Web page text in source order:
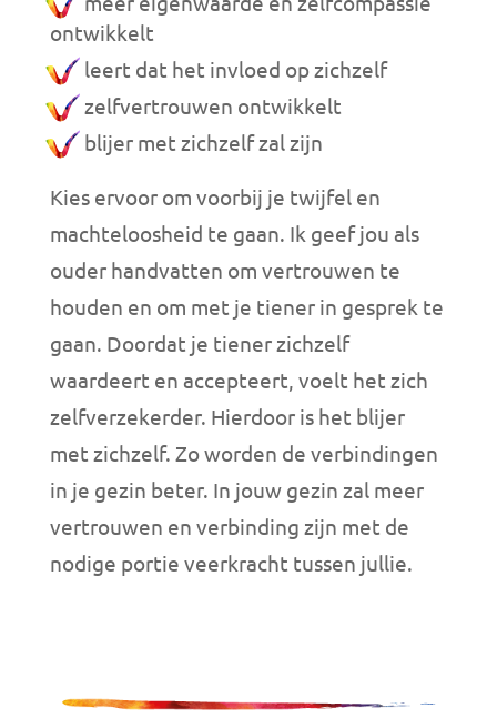
ontwikkelt
leert dat het invloed op zichzelf
zelfvertrouwen ontwikkelt
blijer met zichzelf zal zijn
Kies ervoor om voorbij je twijfel en
machteloosheid te gaan. Ik geef jou als
ouder handvatten om vertrouwen te
houden en om met je tiener in gesprek te
gaan. Doordat je tiener zichzelf
waardeert en accepteert, voelt het zich
zelfverzekerder. Hierdoor is het blijer
met zichzelf. Zo worden de verbindingen
in je gezin beter. In jouw gezin zal meer
vertrouwen en verbinding zijn met de
nodige portie veerkracht tussen jullie.